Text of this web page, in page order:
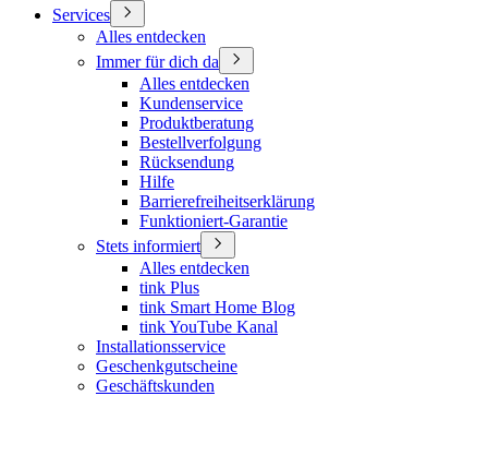
Services
Alles entdecken
Immer für dich da
Alles entdecken
Kundenservice
Produktberatung
Bestellverfolgung
Rücksendung
Hilfe
Barrierefreiheitserklärung
Funktioniert-Garantie
Stets informiert
Alles entdecken
tink Plus
tink Smart Home Blog
tink YouTube Kanal
Installationsservice
Geschenkgutscheine
Geschäftskunden